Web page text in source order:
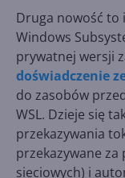
Druga nowość to
Windows
prywatnej wersji
doświadczenie
do zasobów
WSL. Dzieje się
przekazywania
przekazywane
sieciowych) i